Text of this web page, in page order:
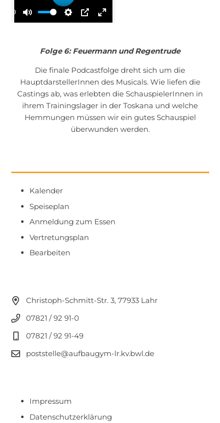
Mute Settings
PIP Enter
Play
Folge 6: Feuermann und Regentrude
Die finale Podcastfolge dreht sich um die
HauptdarstellerInnen des Musicals. Wie liefen die
Castings ab, was erlebten die SchauspielerInnen in
ihrem Trainingslager in der Toskana und welche
Hemmungen müssen wir ein gutes Schauspiel
überwunden werden.
Kalender
Speiseplan
Anmeldung zum Essen
Vertretungsplan
Bearbeiten
Christoph-Schmitt-Str. 3, 77933 Lahr
07821 / 92 91-0
07821 / 92 91-49
poststelle@aufbaugym-lr.kv.bwl.de
Impressum
Datenschutzerklärung